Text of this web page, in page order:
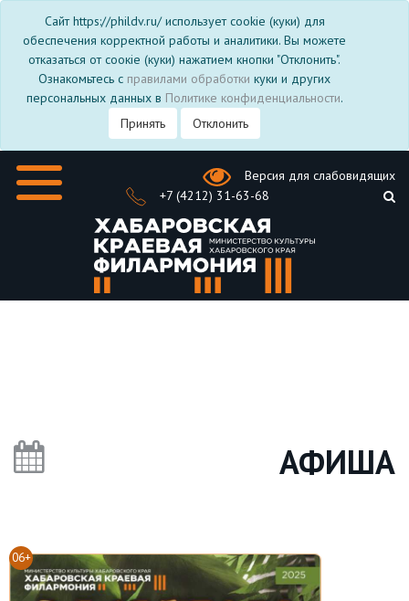
Сайт https://phildv.ru/ использует cookie (куки) для
обеспечения корректной работы и аналитики. Вы можете
отказаться от соокіе (куки) нажатием кнопки "Отклонить".
Ознакомьтесь с правилами обработки куки и других
персональных данных в Политике конфиденциальности.
Принять
Отклонить
Версия для слабовидящих
+7 (4212) 31-63-68
АФИША
06+